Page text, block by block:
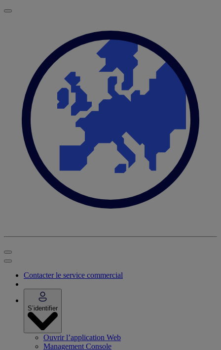
Contacter le service commercial
S’identifier
Ouvrir l’application Web
Management Console